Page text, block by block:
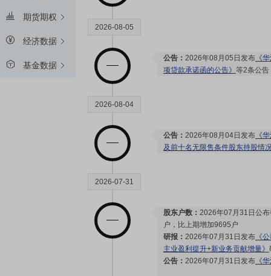
期货期权
经济数据
基金数据
2026-08-05
公告： 2026年08月05日发布 《
项贷款承诺函的公告》 等2条公告
2026-08-04
公告： 2026年08月04日发布 《
及前十名无限售条件股东持股情
2026-07-31
股东户数： 2026年07月31日公
户，比上期增加9695户
研报： 2026年07月31日发布 《
主业盈利提升+新业务贡献增量》
公告： 2026年07月31日发布 《